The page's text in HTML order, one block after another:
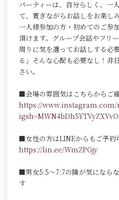
パーティーは、自分らしく、一
て、寛ぎながらお話しをお楽し
一人様参加の方・初めてのご参
頂けます。グループ会話やフリ
周りに気を遣ってお話しする必
る」そんな心配も必要なし！非
さい。
■会場の雰囲気はこちらからご
https://www.instagram.com/
■女性の方はLINEからもご予約
https://lin.ee/WmZPGjy
■男女5:5～7:7の隣が気になら
す